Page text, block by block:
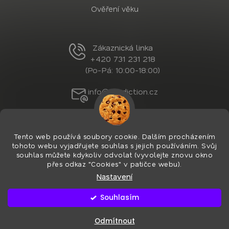
Tento web používá soubory cookie. Dalším procházením
tohoto webu vyjadřujete souhlas s jejich používáním. Svůj
souhlas můžete kdykoliv odvolat (vyvolejte znovu okno
přes odkaz "Cookies" v patičce webu).
Nastavení
Odmítnout
Souhlasím
Ověření věku
Zákaznická linka
+420 731 231 218
(Po-Pá: 10:00-18:00)
info@nordiction.cz
Vytvořil Shoptet Premium
Copyright 2026Nordiction.cz. Všechna práva
Upravit nastavení cookies